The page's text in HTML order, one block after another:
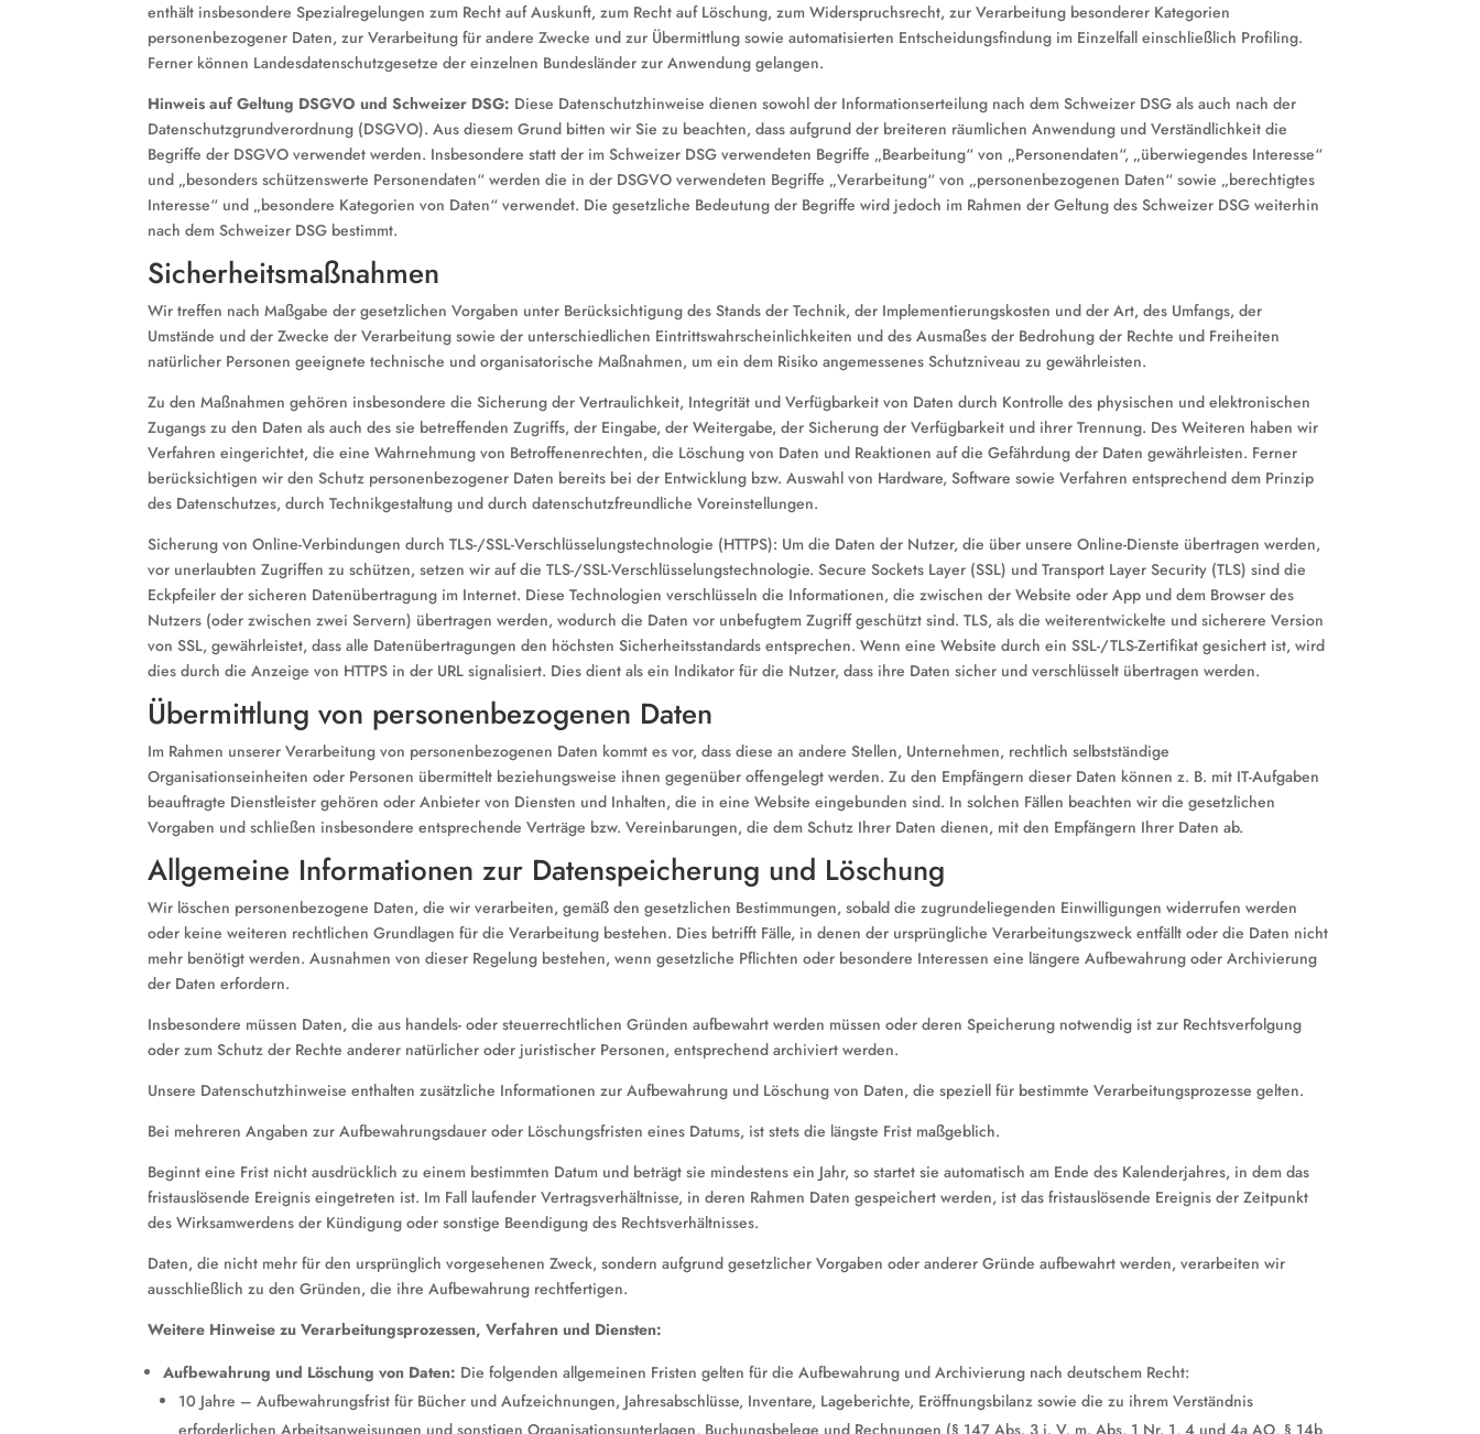
enthält insbesondere Spezialregelungen zum Recht auf Auskunft, zum Recht auf Löschung, zum Widerspruchsrecht, zur Verarbeitung besonderer Kategorien
personenbezogener Daten, zur Verarbeitung für andere Zwecke und zur Übermittlung sowie automatisierten Entscheidungsfindung im Einzelfall einschließlich Profiling.
Ferner können Landesdatenschutzgesetze der einzelnen Bundesländer zur Anwendung gelangen.
Hinweis auf Geltung DSGVO und Schweizer DSG: Diese Datenschutzhinweise dienen sowohl der Informationserteilung nach dem Schweizer DSG als auch nach der
Datenschutzgrundverordnung (DSGVO). Aus diesem Grund bitten wir Sie zu beachten, dass aufgrund der breiteren räumlichen Anwendung und Verständlichkeit die
Begriffe der DSGVO verwendet werden. Insbesondere statt der im Schweizer DSG verwendeten Begriffe „Bearbeitung“ von „Personendaten“, „überwiegendes Interesse“
und „besonders schützenswerte Personendaten“ werden die in der DSGVO verwendeten Begriffe „Verarbeitung“ von „personenbezogenen Daten“ sowie „berechtigtes
Interesse“ und „besondere Kategorien von Daten“ verwendet. Die gesetzliche Bedeutung der Begriffe wird jedoch im Rahmen der Geltung des Schweizer DSG weiterhin
nach dem Schweizer DSG bestimmt.
Sicherheitsmaßnahmen
Wir treffen nach Maßgabe der gesetzlichen Vorgaben unter Berücksichtigung des Stands der Technik, der Implementierungskosten und der Art, des Umfangs, der
Umstände und der Zwecke der Verarbeitung sowie der unterschiedlichen Eintrittswahrscheinlichkeiten und des Ausmaßes der Bedrohung der Rechte und Freiheiten
natürlicher Personen geeignete technische und organisatorische Maßnahmen, um ein dem Risiko angemessenes Schutzniveau zu gewährleisten.
Zu den Maßnahmen gehören insbesondere die Sicherung der Vertraulichkeit, Integrität und Verfügbarkeit von Daten durch Kontrolle des physischen und elektronischen
Zugangs zu den Daten als auch des sie betreffenden Zugriffs, der Eingabe, der Weitergabe, der Sicherung der Verfügbarkeit und ihrer Trennung. Des Weiteren haben wir
Verfahren eingerichtet, die eine Wahrnehmung von Betroffenenrechten, die Löschung von Daten und Reaktionen auf die Gefährdung der Daten gewährleisten. Ferner
berücksichtigen wir den Schutz personenbezogener Daten bereits bei der Entwicklung bzw. Auswahl von Hardware, Software sowie Verfahren entsprechend dem Prinzip
des Datenschutzes, durch Technikgestaltung und durch datenschutzfreundliche Voreinstellungen.
Sicherung von Online-Verbindungen durch TLS-/SSL-Verschlüsselungstechnologie (HTTPS): Um die Daten der Nutzer, die über unsere Online-Dienste übertragen werden,
vor unerlaubten Zugriffen zu schützen, setzen wir auf die TLS-/SSL-Verschlüsselungstechnologie. Secure Sockets Layer (SSL) und Transport Layer Security (TLS) sind die
Eckpfeiler der sicheren Datenübertragung im Internet. Diese Technologien verschlüsseln die Informationen, die zwischen der Website oder App und dem Browser des
Nutzers (oder zwischen zwei Servern) übertragen werden, wodurch die Daten vor unbefugtem Zugriff geschützt sind. TLS, als die weiterentwickelte und sicherere Version
von SSL, gewährleistet, dass alle Datenübertragungen den höchsten Sicherheitsstandards entsprechen. Wenn eine Website durch ein SSL-/TLS-Zertifikat gesichert ist, wird
dies durch die Anzeige von HTTPS in der URL signalisiert. Dies dient als ein Indikator für die Nutzer, dass ihre Daten sicher und verschlüsselt übertragen werden.
Übermittlung von personenbezogenen Daten
Im Rahmen unserer Verarbeitung von personenbezogenen Daten kommt es vor, dass diese an andere Stellen, Unternehmen, rechtlich selbstständige
Organisationseinheiten oder Personen übermittelt beziehungsweise ihnen gegenüber offengelegt werden. Zu den Empfängern dieser Daten können z. B. mit IT-Aufgaben
beauftragte Dienstleister gehören oder Anbieter von Diensten und Inhalten, die in eine Website eingebunden sind. In solchen Fällen beachten wir die gesetzlichen
Vorgaben und schließen insbesondere entsprechende Verträge bzw. Vereinbarungen, die dem Schutz Ihrer Daten dienen, mit den Empfängern Ihrer Daten ab.
Allgemeine Informationen zur Datenspeicherung und Löschung
Wir löschen personenbezogene Daten, die wir verarbeiten, gemäß den gesetzlichen Bestimmungen, sobald die zugrundeliegenden Einwilligungen widerrufen werden
oder keine weiteren rechtlichen Grundlagen für die Verarbeitung bestehen. Dies betrifft Fälle, in denen der ursprüngliche Verarbeitungszweck entfällt oder die Daten nicht
mehr benötigt werden. Ausnahmen von dieser Regelung bestehen, wenn gesetzliche Pflichten oder besondere Interessen eine längere Aufbewahrung oder Archivierung
der Daten erfordern.
Insbesondere müssen Daten, die aus handels- oder steuerrechtlichen Gründen aufbewahrt werden müssen oder deren Speicherung notwendig ist zur Rechtsverfolgung
oder zum Schutz der Rechte anderer natürlicher oder juristischer Personen, entsprechend archiviert werden.
Unsere Datenschutzhinweise enthalten zusätzliche Informationen zur Aufbewahrung und Löschung von Daten, die speziell für bestimmte Verarbeitungsprozesse gelten.
Bei mehreren Angaben zur Aufbewahrungsdauer oder Löschungsfristen eines Datums, ist stets die längste Frist maßgeblich.
Beginnt eine Frist nicht ausdrücklich zu einem bestimmten Datum und beträgt sie mindestens ein Jahr, so startet sie automatisch am Ende des Kalenderjahres, in dem das
fristauslösende Ereignis eingetreten ist. Im Fall laufender Vertragsverhältnisse, in deren Rahmen Daten gespeichert werden, ist das fristauslösende Ereignis der Zeitpunkt
des Wirksamwerdens der Kündigung oder sonstige Beendigung des Rechtsverhältnisses.
Daten, die nicht mehr für den ursprünglich vorgesehenen Zweck, sondern aufgrund gesetzlicher Vorgaben oder anderer Gründe aufbewahrt werden, verarbeiten wir
ausschließlich zu den Gründen, die ihre Aufbewahrung rechtfertigen.
Weitere Hinweise zu Verarbeitungsprozessen, Verfahren und Diensten:
Aufbewahrung und Löschung von Daten: Die folgenden allgemeinen Fristen gelten für die Aufbewahrung und Archivierung nach deutschem Recht:
10 Jahre – Aufbewahrungsfrist für Bücher und Aufzeichnungen, Jahresabschlüsse, Inventare, Lageberichte, Eröffnungsbilanz sowie die zu ihrem Verständnis